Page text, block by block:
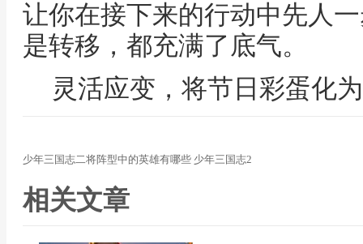
让你在接下来的行动中先人
是转移，都充满了底气。
灵活应变，将节日彩蛋化
少年三国志二将阵型中的英雄有哪些 少年三国志2
相关文章